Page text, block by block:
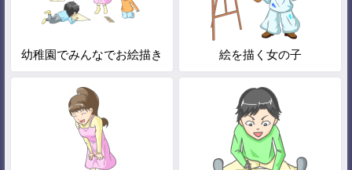
幼稚園でみんなでお絵描き 絵を描く女の子